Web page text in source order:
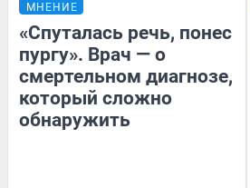
МНЕНИЕ
«Спуталась речь, понес
пургу». Врач — о
смертельном диагнозе,
который сложно
обнаружить